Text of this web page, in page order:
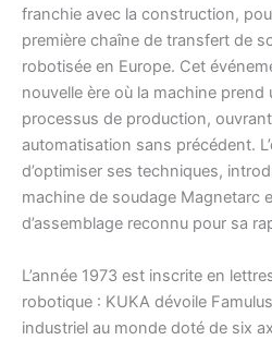
franchie avec la construction,
première chaîne de transfert de
robotisée en Europe. Cet
nouvelle ère où la machine
processus de production,
automatisation sans précédent.
d’optimiser ses techniques,
machine de soudage Magnetarc
d’assemblage reconnu pour sa
L’année 1973 est inscrite en
robotique : KUKA dévoile
industriel au monde doté de six